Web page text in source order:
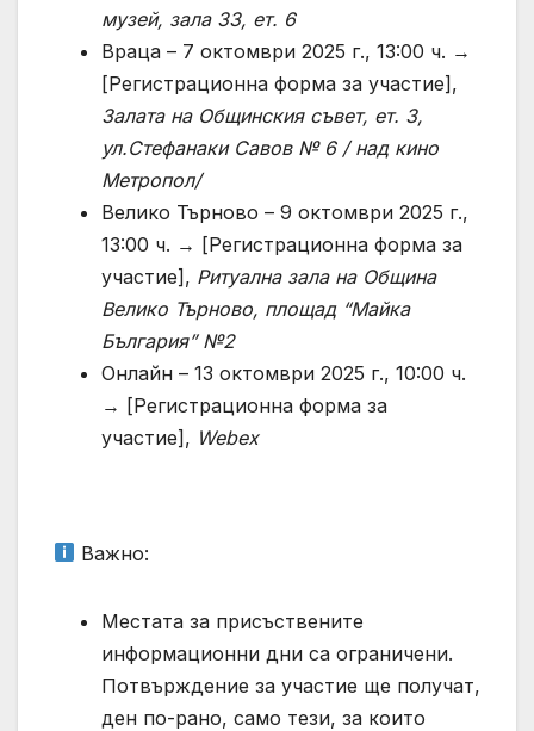
музей, зала 33, ет. 6
Враца – 7 октомври 2025 г., 13:00 ч. →
[Регистрационна форма за участие],
Залата на Общинския съвет, ет. 3,
ул.Стефанаки Савов № 6 / над кино
Метропол/
Велико Търново – 9 октомври 2025 г.,
13:00 ч. → [Регистрационна форма за
участие], Ритуална зала на Община
Велико Търново, площад “Майка
България” №2
Онлайн – 13 октомври 2025 г., 10:00 ч.
→ [Регистрационна форма за
участие], Webex
Важно:
Местата за присъствените
информационни дни са ограничени.
Потвърждение за участие ще получат,
ден по-рано, само тези, за които